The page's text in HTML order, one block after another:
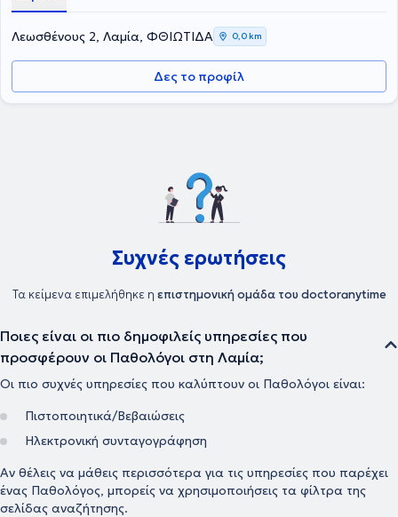
Λεωσθένους 2, Λαμία, ΦΘΙΩΤΙΔΑ 0,0 km
Δες το προφίλ
Συχνές ερωτήσεις
Τα κείμενα επιμελήθηκε η επιστημονική ομάδα του doctoranytime
Ποιες είναι οι πιο δημοφιλείς υπηρεσίες που
προσφέρουν οι Παθολόγοι στη Λαμία;
Οι πιο συχνές υπηρεσίες που καλύπτουν οι Παθολόγοι είναι:
Πιστοποιητικά/Βεβαιώσεις
Ηλεκτρονική συνταγογράφηση
Αν θέλεις να μάθεις περισσότερα για τις υπηρεσίες που παρέχει
ένας Παθολόγος, μπορείς να χρησιμοποιήσεις τα φίλτρα της
σελίδας αναζήτησης.